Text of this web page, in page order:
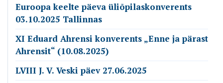
Euroopa keelte päeva üliõpilaskonverents
03.10.2025 Tallinnas
XI Eduard Ahrensi konverents „Enne ja pärast
Ahrensit“ (10.08.2025)
LVIII J. V. Veski päev 27.06.2025